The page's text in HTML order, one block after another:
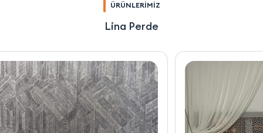
ÜRÜNLERİMİZ
Lina Perde